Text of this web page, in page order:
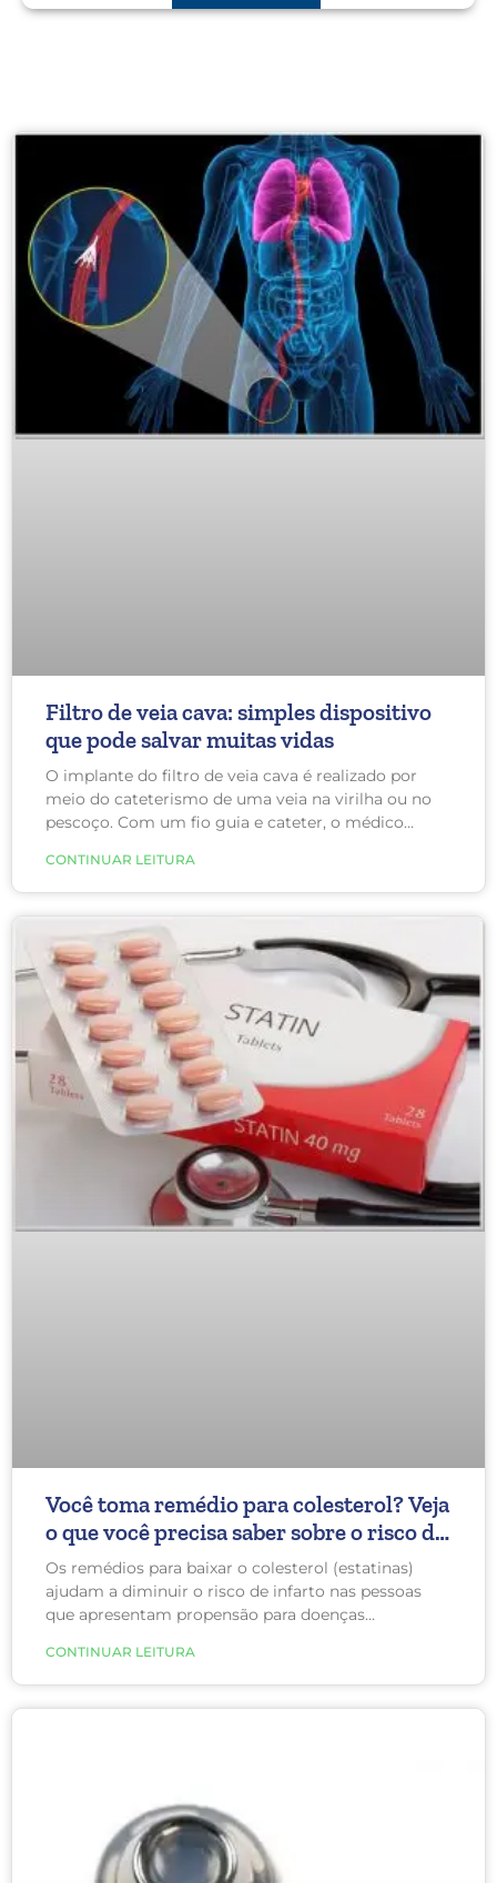
Filtro de veia cava: simples dispositivo
que pode salvar muitas vidas
O implante do filtro de veia cava é realizado por
meio do cateterismo de uma veia na virilha ou no
pescoço. Com um fio guia e cateter, o médico
barriga, com necessidade apenas de anestesia local.
CONTINUAR LEITURA
Você toma remédio para colesterol? Veja
o que você precisa saber sobre o risco de
diabetes
Os remédios para baixar o colesterol (estatinas)
ajudam a diminuir o risco de infarto nas pessoas
que apresentam propensão para doenças
faz uso desse medicamento desenvolver diabetes é
46% maior do que aquele que não o utiliza.
CONTINUAR LEITURA